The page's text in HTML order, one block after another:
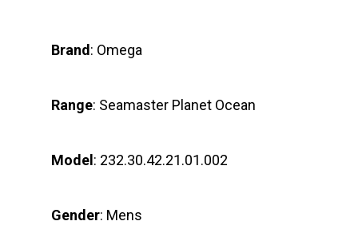
Brand: Omega
Range: Seamaster Planet Ocean
Model: 232.30.42.21.01.002
Gender: Mens